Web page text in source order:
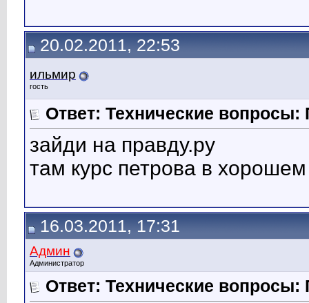
20.02.2011, 22:53
ильмир
гость
Ответ: Технические
зайди на правду.ру
там курс петрова в хорошем
16.03.2011, 17:31
Админ
Администратор
Ответ: Технические